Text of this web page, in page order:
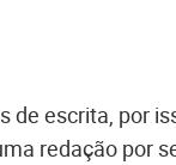
escrita, por
redação por